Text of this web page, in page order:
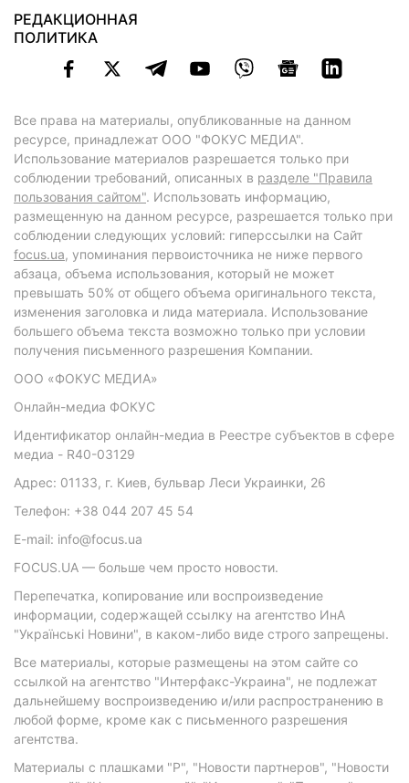
РЕДАКЦИОННАЯ
ПОЛИТИКА
Все права на материалы, опубликованные на данном
ресурсе, принадлежат ООО "ФОКУС МЕДИА".
Использование материалов разрешается только при
соблюдении требований, описанных в разделе "Правила
пользования сайтом". Использовать информацию,
размещенную на данном ресурсе, разрешается только при
соблюдении следующих условий: гиперссылки на Сайт
focus.ua, упоминания первоисточника не ниже первого
абзаца, объема использования, который не может
превышать 50% от общего объема оригинального текста,
изменения заголовка и лида материала. Использование
большего объема текста возможно только при условии
получения письменного разрешения Компании.
ООО «ФОКУС МЕДИА»
Онлайн-медиа ФОКУС
Идентификатор онлайн-медиа в Реестре субъектов в сфере
медиа - R40-03129
Адрес: 01133, г. Киев, бульвар Леси Украинки, 26
Телефон: +38 044 207 45 54
E-mail: info@focus.ua
FOCUS.UA — больше чем просто новости.
Перепечатка, копирование или воспроизведение
информации, содержащей ссылку на агентство ИнА
"Українські Новини", в каком-либо виде строго запрещены.
Все материалы, которые размещены на этом сайте со
ссылкой на агентство "Интерфакс-Украина", не подлежат
дальнейшему воспроизведению и/или распространению в
любой форме, кроме как с письменного разрешения
агентства.
Материалы с плашками "Р", "Новости партнеров", "Новости